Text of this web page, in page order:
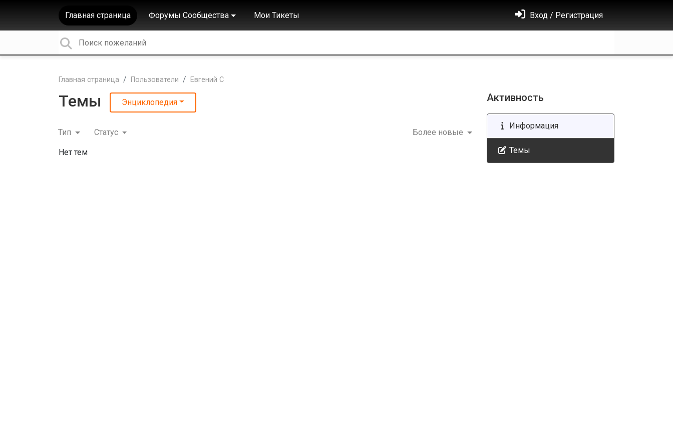
Главная страница Форумы Сообщества Мои Тикеты Вход / Регистрация
Главная страница Пользователи Евгений С
Темы Энциклопедия
Тип Статус Более новые
Нет тем
Активность
Информация
Темы